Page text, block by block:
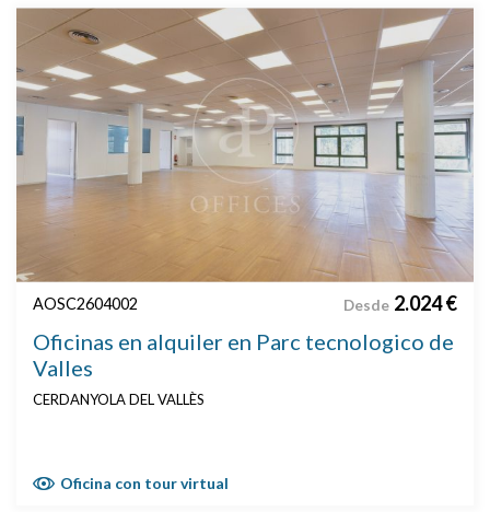
AOSC2604002 Desde 2.024 €
Oficinas en alquiler en Parc tecnologico de
Valles
CERDANYOLA DEL VALLÈS
Oficina con tour virtual